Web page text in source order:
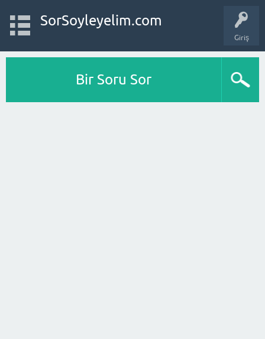
Giriş
SorSoyleyelim.com
Bir Soru Sor